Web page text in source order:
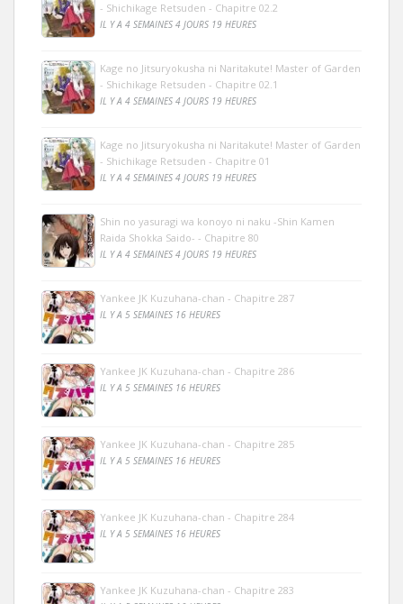
- Shichikage Retsuden - Chapitre 02.2
IL Y A 4 SEMAINES 4 JOURS 19 HEURES
Kage no Jitsuryokusha ni Naritakute! Master of Garden
- Shichikage Retsuden - Chapitre 02.1
IL Y A 4 SEMAINES 4 JOURS 19 HEURES
Kage no Jitsuryokusha ni Naritakute! Master of Garden
- Shichikage Retsuden - Chapitre 01
IL Y A 4 SEMAINES 4 JOURS 19 HEURES
Shin no yasuragi wa konoyo ni naku -Shin Kamen
Raida Shokka Saido- - Chapitre 80
IL Y A 4 SEMAINES 4 JOURS 19 HEURES
Yankee JK Kuzuhana-chan - Chapitre 287
IL Y A 5 SEMAINES 16 HEURES
Yankee JK Kuzuhana-chan - Chapitre 286
IL Y A 5 SEMAINES 16 HEURES
Yankee JK Kuzuhana-chan - Chapitre 285
IL Y A 5 SEMAINES 16 HEURES
Yankee JK Kuzuhana-chan - Chapitre 284
IL Y A 5 SEMAINES 16 HEURES
Yankee JK Kuzuhana-chan - Chapitre 283